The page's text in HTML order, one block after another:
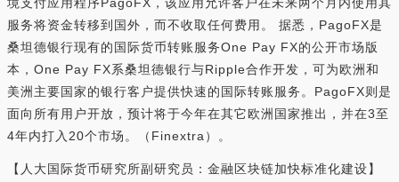
服务将资金转移到国外，而不收取任何费用。 据悉，PagoFX是
桑坦德银行现有的国际货币转账服务One Pay FX的公开市场版
本，One Pay FX系桑坦德银行与Ripple合作开发，可为欧洲和
美洲主要国家的银行客户提供快速的国际转账服务。PagoFX则是
面向所有用户开放，预计将于今年在其它欧洲国家推出，并在3至
4年内打入20个市场。（Finextra）。
【人大国际货币研究所副研究员：金融区块链加快标准化建设】